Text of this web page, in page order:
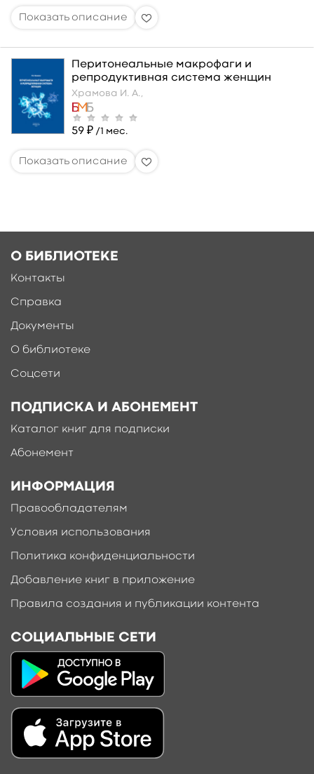
Перитонеальные макрофаги и
репродуктивная система женщин
Храмова И. А.,
59 ₽ /1 мес.
О БИБЛИОТЕКЕ
Контакты
Справка
Документы
О библиотеке
Соцсети
ПОДПИСКА И АБОНЕМЕНТ
Каталог книг для подписки
Абонемент
ИНФОРМАЦИЯ
Правообладателям
Условия использования
Политика конфиденциальности
Добавление книг в приложение
Правила создания и публикации контента
СОЦИАЛЬНЫЕ СЕТИ